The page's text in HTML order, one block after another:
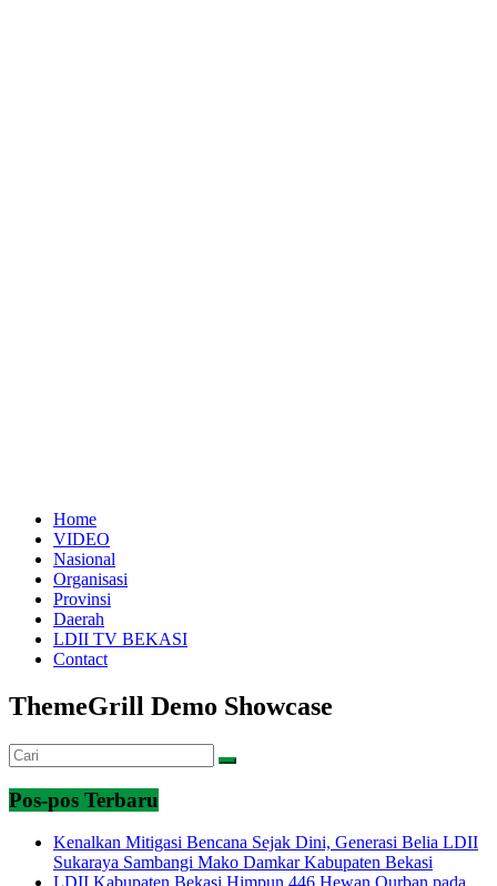
Home
VIDEO
Nasional
Organisasi
Provinsi
Daerah
LDII TV BEKASI
Contact
ThemeGrill Demo Showcase
Pos-pos Terbaru
Kenalkan Mitigasi Bencana Sejak Dini, Generasi Belia LDII
Sukaraya Sambangi Mako Damkar Kabupaten Bekasi